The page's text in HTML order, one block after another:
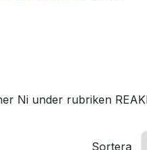
Ni under rubriken
Sortera